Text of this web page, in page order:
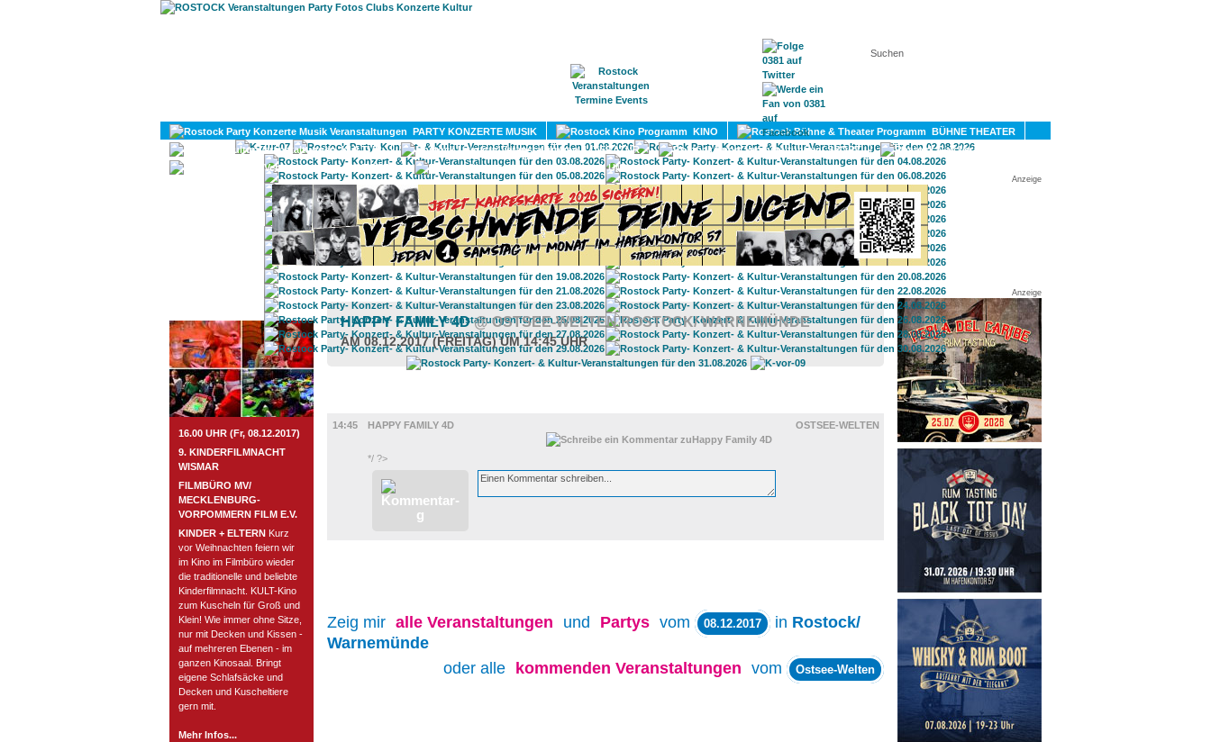
KONTAKT
PARTY KONZERTE MUSIK KINO
BÜHNE THEATER
KULTUR
LITERATUR SPORT
DIVERSES
UMLAND
Anzeige
ROSTOCK TAGESTIPP
16.00 UHR (Fr, 08.12.2017)
9. KINDERFILMNACHT
WISMAR
FILMBÜRO MV/
MECKLENBURG-
VORPOMMERN FILM E.V.
KINDER + ELTERN Kurz
vor Weihnachten feiern wir
im Kino im Filmbüro wieder
die traditionelle und beliebte
Kinderfilmnacht. KULT-Kino
zum Kuscheln für Groß und
Klein! Wie immer ohne Sitze,
nur mit Decken und Kissen -
auf mehreren Ebenen - im
ganzen Kinosaal. Bringt
eigene Schlafsäcke und
Decken und Kuscheltiere
gern mit.
Mehr Infos...
Anzeige
HAPPY FAMILY 4D@ OSTSEE-WELTEN ROSTOCK/ WARNEMÜNDE
AM 08.12.2017 (FREITAG) UM 14:45 UHR
14:45
HAPPY FAMILY 4D OSTSEE-WELTEN
*/ ?>
Zeig mir alle Veranstaltungen und Partys vom 08.12.2017 in Rostock/
Warnemünde
oder alle
kommenden Veranstaltungen vom Ostsee-Welten